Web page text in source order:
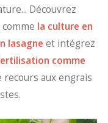
Découvrez
la culture en
lasagne et intégrez
comme
aux engrais